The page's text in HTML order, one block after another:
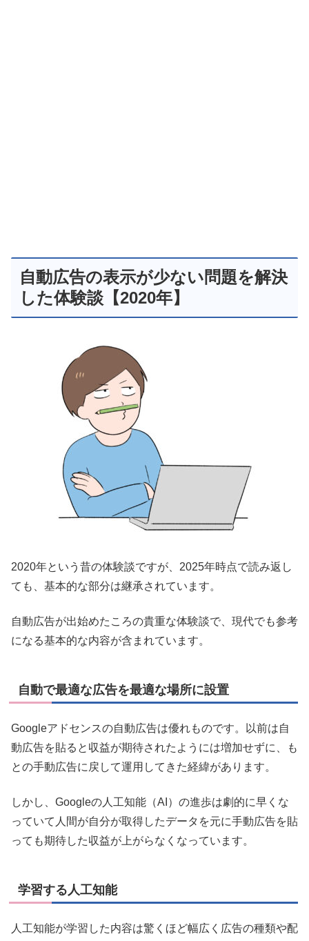
自動広告の表示が少ない問題を解決
した体験談【2020年】
2020年という昔の体験談ですが、2025年時点で読み返し
ても、基本的な部分は継承されています。
自動広告が出始めたころの貴重な体験談で、現代でも参考
になる基本的な内容が含まれています。
自動で最適な広告を最適な場所に設置
Googleアドセンスの自動広告は優れものです。以前は自
動広告を貼ると収益が期待されたようには増加せずに、も
との手動広告に戻して運用してきた経緯があります。
しかし、Googleの人工知能（AI）の進歩は劇的に早くな
っていて人間が自分が取得したデータを元に手動広告を貼
っても期待した収益が上がらなくなっています。
学習する人工知能
人工知能が学習した内容は驚くほど幅広く広告の種類や配